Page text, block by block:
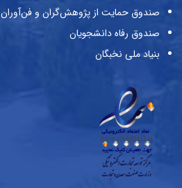
صندوق حمایت از پژوهش‌گران و فن‌آوران
صندوق رفاه دانشجویان
بنیاد ملی نخبگان